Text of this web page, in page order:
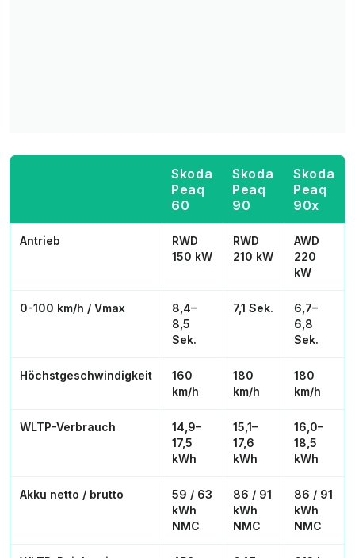
Skoda
Peaq
60
Skoda
Peaq
90
Skoda
Peaq
90x
Antrieb
RWD
150 kW
RWD
210 kW
AWD
220
kW
0-100 km/h / Vmax
8,4–
8,5
Sek.
7,1 Sek.
6,7–
6,8
Sek.
Höchstgeschwindigkeit
160
km/h
180
km/h
180
km/h
WLTP-Verbrauch
14,9–
17,5
kWh
15,1–
17,6
kWh
16,0–
18,5
kWh
Akku netto / brutto
59 / 63
kWh
NMC
86 / 91
kWh
NMC
86 / 91
kWh
NMC